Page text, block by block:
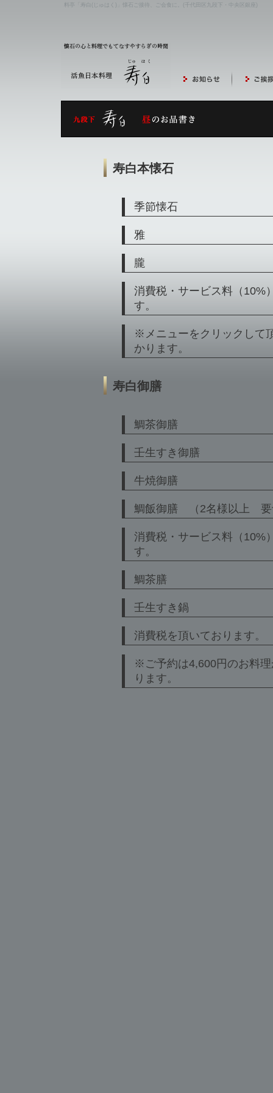
料亭「寿白(じゅはく)」懐石ご接待、ご会食に。(千代田区九段下・中央区銀座)
寿白本懐石
季節懐石
雅
朧
消費税・サービス料（10%
す。
※メニューをクリックして
かります。
寿白御膳
鯛茶御膳
壬生すき御膳
牛焼御膳
鯛飯御膳 （2名様以上 要
消費税・サービス料（10%
す。
鯛茶膳
壬生すき鍋
消費税を頂いております。
※ご予約は4,600円のお料
ります。